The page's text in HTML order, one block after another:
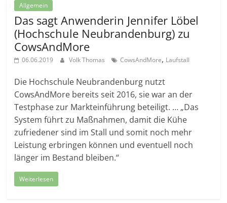
Allgemein
Das sagt Anwenderin Jennifer Löbel
(Hochschule Neubrandenburg) zu
CowsAndMore
06.06.2019 Volk Thomas CowsAndMore, Laufstall
Die Hochschule Neubrandenburg nutzt
CowsAndMore bereits seit 2016, sie war an der
Testphase zur Markteinführung beteiligt. … „Das
System führt zu Maßnahmen, damit die Kühe
zufriedener sind im Stall und somit noch mehr
Leistung erbringen können und eventuell noch
länger im Bestand bleiben.“
Weiterlesen